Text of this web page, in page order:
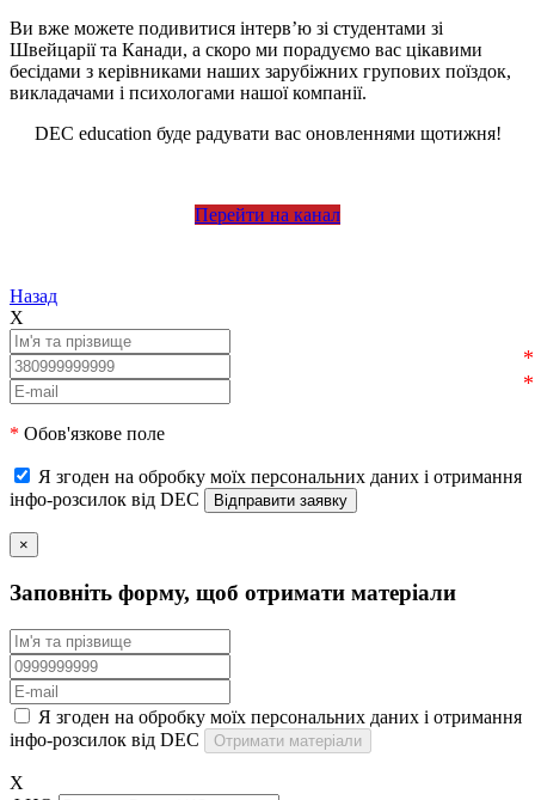
Ви вже можете подивитися інтерв’ю зі студентами зі
Швейцарії та Канади, а скоро ми порадуємо вас цікавими
бесідами з керівниками наших зарубіжних групових поїздок,
викладачами і психологами нашої компанії.
DEC education буде радувати вас оновленнями щотижня!
Перейти на канал
Назад
X
* Обов'язкове поле
Я згоден на обробку моїх персональних даних і отримання
інфо-розсилок від DEC
×
Заповніть форму, щоб отримати матеріали
Я згоден на обробку моїх персональних даних і отримання
інфо-розсилок від DEC
Отримати матеріали
X